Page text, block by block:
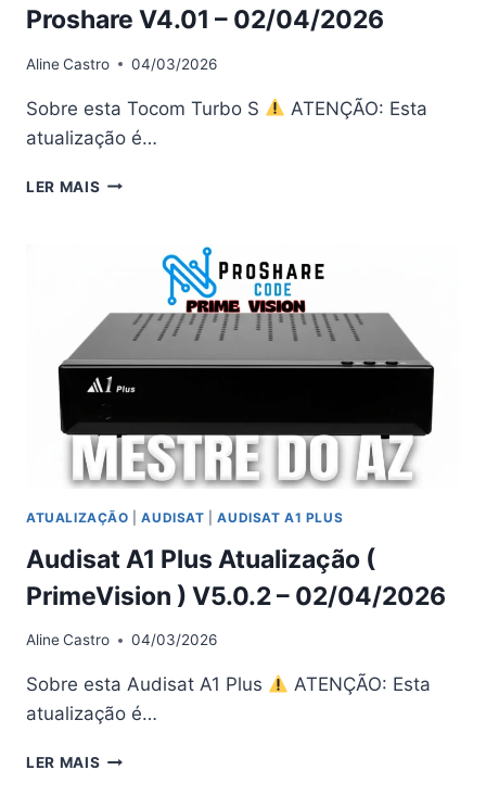
Proshare V4.01 – 02/04/2026
AlineCastro 04/03/2026
Sobre esta Tocom Turbo S
ATENÇÃO: Esta
atualização é…
LER MAIS TOCOM
ATUALIZAÇÃO
PROSHARE
–
02/04/2026
ATUALIZAÇÃO |AUDISAT |AUDISAT A1 PLUS
Audisat A1 Plus Atualização (
PrimeVision ) V5.0.2 – 02/04/2026
AlineCastro 04/03/2026
Sobre esta Audisat A1 Plus
ATENÇÃO: Esta
atualização é…
LER MAIS AUDISAT